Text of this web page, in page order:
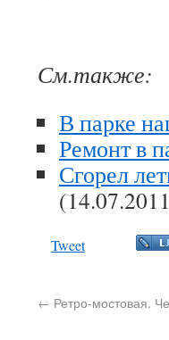
См.также:
В парке
Ремонт в
Сгорел
Tweet
← Ретро-мостовая.